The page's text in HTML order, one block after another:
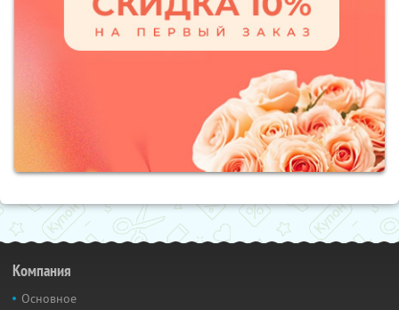
Компания
Основное